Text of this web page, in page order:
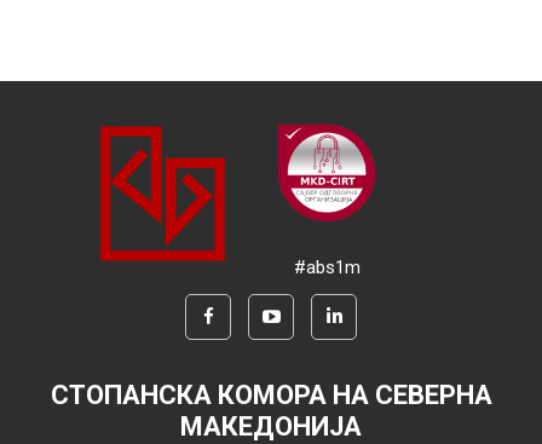
#abs1m
СТОПАНСКА КОМОРА НА СЕВЕРНА
МАКЕДОНИЈА